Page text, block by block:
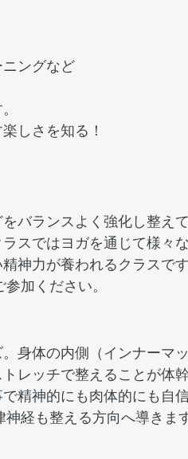
ングなど
しさを知る！
バランスよく強化し整え
スではヨガを通じて様々
神力が養われるクラスで
加ください。
身体の内側（インナーマッ
レッチで整えることが体
精神的にも肉体的にも自
経も整える方向へ導きます